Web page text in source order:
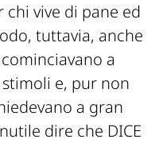
vive di pane ed
tuttavia, anche
a
e, pur non
a gran
dire che DICE